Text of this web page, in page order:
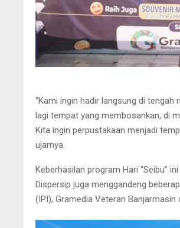
“Kami ingin hadir langsung di
lagi tempat yang membosankan, di
Kita ingin perpustakaan menjadi
ujarnya.
Keberhasilan program Hari “Seibu”
Dispersip juga menggandeng
(IPI), Gramedia Veteran